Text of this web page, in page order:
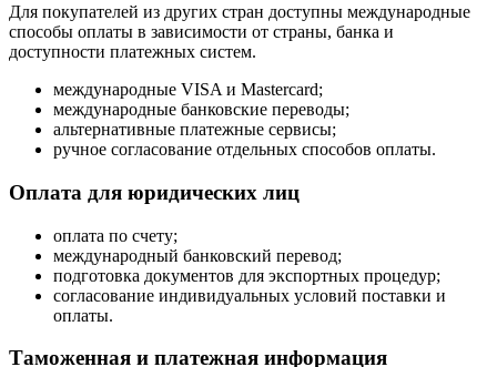
Для покупателей из других стран доступны международные
способы оплаты в зависимости от страны, банка и
доступности платежных систем.
международные VISA и Mastercard;
международные банковские переводы;
альтернативные платежные сервисы;
ручное согласование отдельных способов оплаты.
Оплата для юридических лиц
оплата по счету;
международный банковский перевод;
подготовка документов для экспортных процедур;
согласование индивидуальных условий поставки и
оплаты.
Таможенная и платежная информация